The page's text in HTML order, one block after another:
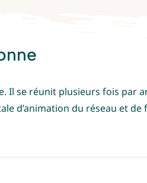
Il se réunit plusieurs fois par
d’animation du réseau et